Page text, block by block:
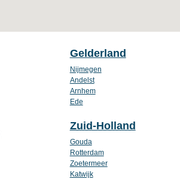
Gelderland
Nijmegen
Andelst
Arnhem
Ede
Zuid-Holland
Gouda
Rotterdam
Zoetermeer
Katwijk